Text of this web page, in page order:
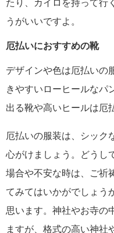
たり、カイロを持って行
うがいいですよ。
厄払いにおすすめの靴
デザインや色は厄払いの
きやすいローヒールなパ
出る靴や高いヒールは厄
厄払いの服装は、シック
心がけましょう。どうし
場合や不安な時は、ご祈
てみてはいかがでしょう
思います。神社やお寺の
ますが、格式の高い神社